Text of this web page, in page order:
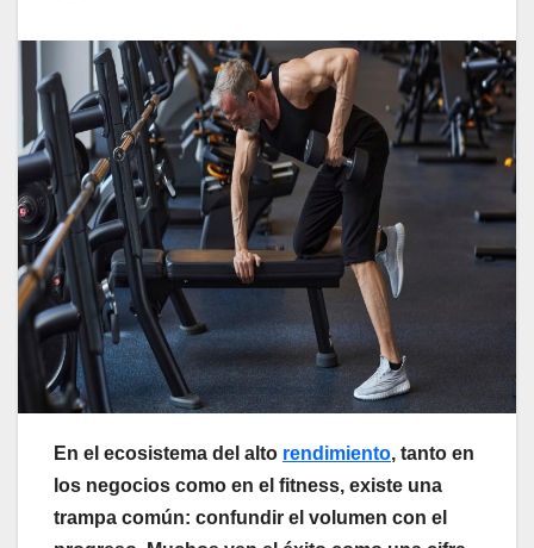
En el ecosistema del alto rendimiento, tanto en
los negocios como en el fitness, existe una
trampa común: confundir el volumen con el